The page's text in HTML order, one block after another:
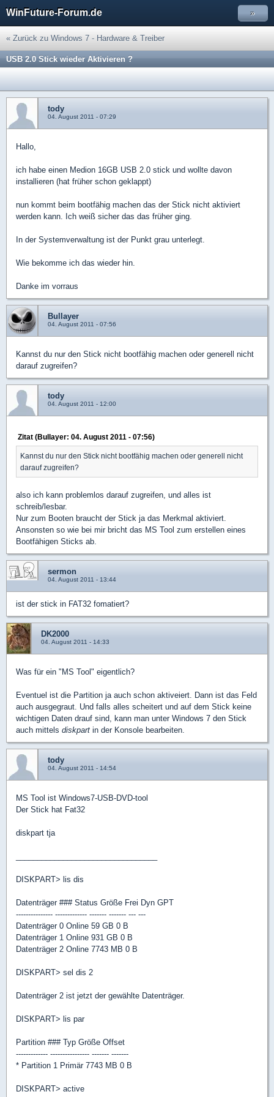
WinFuture-Forum.de »
« Zurück zu Windows 7 - Hardware & Treiber
USB 2.0 Stick wieder Aktivieren ?
tody
04. August 2011 - 07:29
Hallo,
ich habe einen Medion 16GB USB 2.0 stick und wollte davon
installieren (hat früher schon geklappt)
nun kommt beim bootfähig machen das der Stick nicht aktiviert
werden kann. Ich weiß sicher das das früher ging.
In der Systemverwaltung ist der Punkt grau unterlegt.
Wie bekomme ich das wieder hin.
Danke im vorraus
Bullayer
04. August 2011 - 07:56
Kannst du nur den Stick nicht bootfähig machen oder generell nicht
darauf zugreifen?
tody
04. August 2011 - 12:00
Zitat (Bullayer: 04. August 2011 - 07:56)
Kannst du nur den Stick nicht bootfähig machen oder generell nicht
darauf zugreifen?
also ich kann problemlos darauf zugreifen, und alles ist
schreib/lesbar.
Nur zum Booten braucht der Stick ja das Merkmal aktiviert.
Ansonsten so wie bei mir bricht das MS Tool zum erstellen eines
Bootfähigen Sticks ab.
sermon
04. August 2011 - 13:44
ist der stick in FAT32 fomatiert?
DK2000
04. August 2011 - 14:33
Was für ein "MS Tool" eigentlich?
Eventuel ist die Partition ja auch schon aktiveiert. Dann ist das Feld
auch ausgegraut. Und falls alles scheitert und auf dem Stick keine
wichtigen Daten drauf sind, kann man unter Windows 7 den Stick
auch mittels diskpart in der Konsole bearbeiten.
tody
04. August 2011 - 14:54
MS Tool ist Windows7-USB-DVD-tool
Der Stick hat Fat32
diskpart tja
DISKPART> lis dis
Datenträger ### Status Größe Frei Dyn GPT
--------------- ------------- ------- ------- --- ---
Datenträger 0 Online 59 GB 0 B
Datenträger 1 Online 931 GB 0 B
Datenträger 2 Online 7743 MB 0 B
DISKPART> sel dis 2
Datenträger 2 ist jetzt der gewählte Datenträger.
DISKPART> lis par
Partition ### Typ Größe Offset
------------- ---------------- ------- -------
* Partition 1 Primär 7743 MB 0 B
DISKPART> active